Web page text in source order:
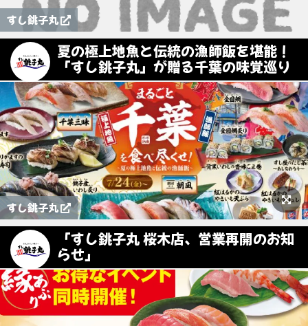
すし銚子丸
夏の極上地魚と伝統の漁師飯を堪能！
「すし銚子丸」が贈る千葉の味覚巡り
すし銚子丸
「すし銚子丸 桜木店、営業再開のお知
らせ」